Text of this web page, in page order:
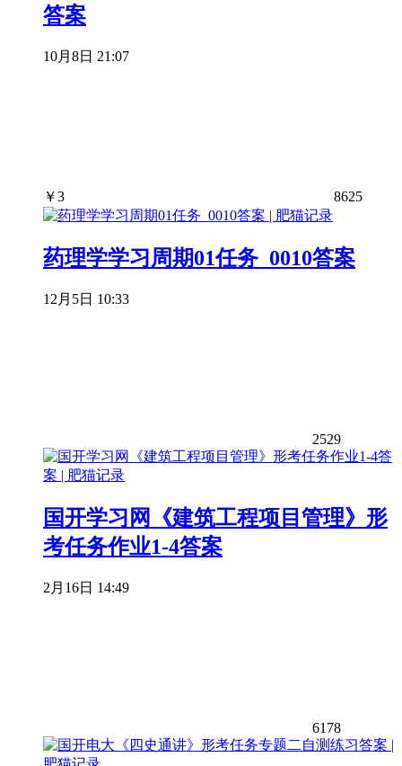
答案
10月8日 21:07
￥3 8625
药理学学习周期01任务_0010答案
12月5日 10:33
2529
国开学习网《建筑工程项目管理》形
考任务作业1-4答案
2月16日 14:49
6178